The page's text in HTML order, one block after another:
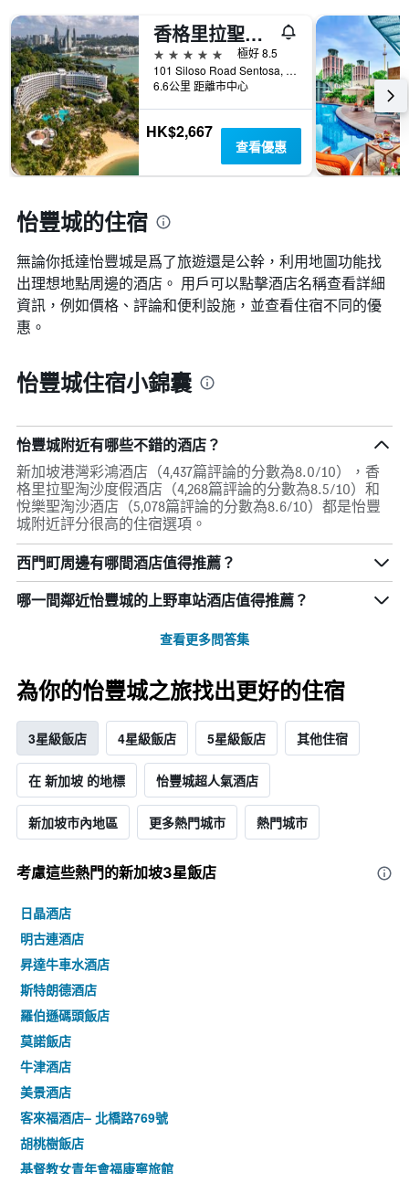
香格里拉聖淘沙度假酒店
5星級
極好 8.5
101 Siloso Road Sentosa, 新加坡
6.6公里 距離市中心
HK$2,667
查看優惠
怡豐城的住宿
無論你抵達怡豐城​是爲了旅遊還是公幹，利用地圖功能找
出理想地點周邊的酒店。 用戶可以點擊酒店名稱查看詳細
資訊，例如價格、評論和便利設施，並查看住宿不同的優
惠。
怡豐城住宿小錦囊
怡豐城附近有哪些不錯的酒店？
新加坡港灣彩鴻酒店（4,437篇評論的分數為8.0/10），香
格里拉聖淘沙度假酒店（4,268篇評論的分數為8.5/10）和
悅樂聖淘沙酒店（5,078篇評論的分數為8.6/10）都是怡豐
城附近評分很高的住宿選項。
西門町周邊有哪間酒店值得推薦？
哪一間鄰近怡豐城的上野車站酒店值得推薦？
查看更多問答集
為你的怡豐城之旅找出更好的住宿
3星級飯店 4星級飯店 5星級飯店 其他住宿
在 新加坡 的地標 怡豐城超人氣酒店
新加坡市內地區 更多熱門城市 熱門城市
考慮這些熱門的新加坡3星​飯店
日晶酒店
明古連酒店
昇達牛車水酒店
斯特朗德酒店
羅伯遜碼頭飯店
莫諾飯店
牛津酒店
美景酒店
客來福酒店– 北橋路769號
胡桃樹飯店
基督教女青年會福康寧旅館